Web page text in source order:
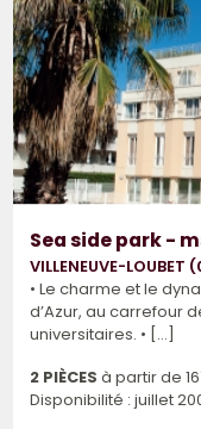
Sea side park -
VILLENEUVE-LOUBET
• Le charme et le
d’Azur, au carrefour
universitaires. • [...]
2 PIÈCES à partir de
Disponibilité : juillet